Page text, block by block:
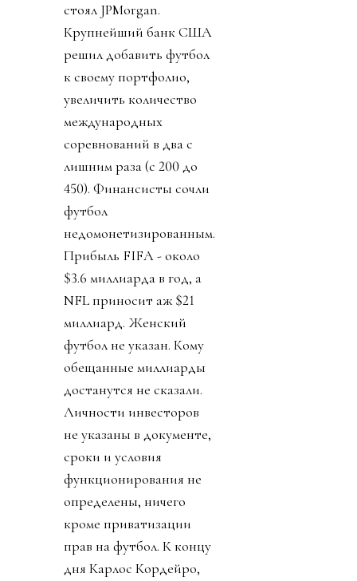
стоял JPMorgan.
Крупнейший банк США
решил добавить футбол
к своему портфолио,
увеличить количество
международных
соревнований в два с
лишним раза (с 200 до
450). Финансисты сочли
футбол
недомонетизированным.
Прибыль FIFA - около
$3.6 миллиарда в год, а
NFL приносит аж $21
миллиард. Женский
футбол не указан. Кому
обещанные миллиарды
достанутся не сказали.
Личности инвесторов
не указаны в документе,
сроки и условия
функционирования не
определены, ничего
кроме приватизации
прав на футбол. К концу
дня Карлос Кордейро,